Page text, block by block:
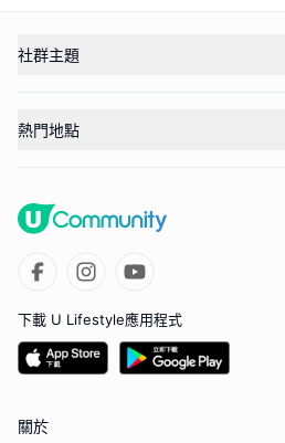
社群主題
熱門地點
下載 U Lifestyle應用程式
關於